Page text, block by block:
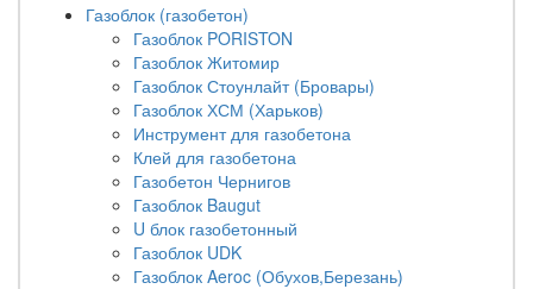
Газоблок (газобетон)
Газоблок PORISTON
Газоблок Житомир
Газоблок Стоунлайт (Бровары)
Газоблок ХСМ (Харьков)
Инструмент для газобетона
Клей для газобетона
Газобетон Чернигов
Газоблок Baugut
U блок газобетонный
Газоблок UDK
Газоблок Aeroc (Обухов,Березань)